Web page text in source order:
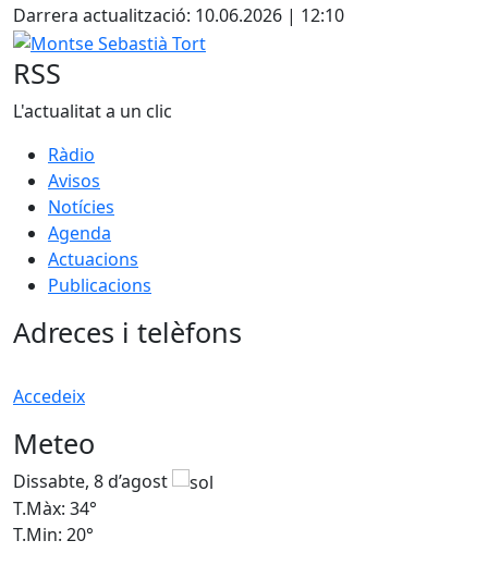
Darrera actualització: 10.06.2026 | 12:10
Montse Sebastià Tort
RSS
L'actualitat a un clic
Ràdio
Avisos
Notícies
Agenda
Actuacions
Publicacions
Adreces i telèfons
Accedeix
Meteo
Dissabte, 8 d’agost
T.Màx: 34°
T.Min: 20°